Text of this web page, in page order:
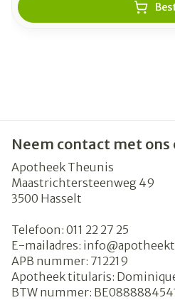
Neem contact met ons
Apotheek Theunis
Maastrichtersteenweg 49
3500 Hasselt
Telefoon: 011 22 27 25
E-mailadres: info@
APB nummer: 712219
Apotheek titularis:
BTW nummer: